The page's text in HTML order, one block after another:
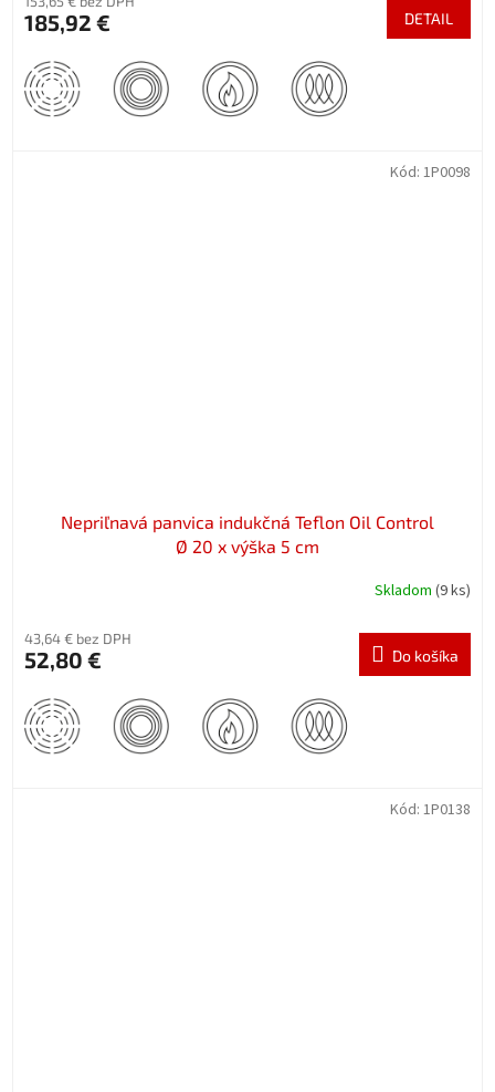
185,92 € DETAIL
Nepriľnavá panvica indukčná Teflon Oil Control
Ø 20 x výška 5 cm
Skladom (9 ks)
43,64 € bez DPH
52,80 € Do košíka
Kód: 1P0098
Kód: 1P0138